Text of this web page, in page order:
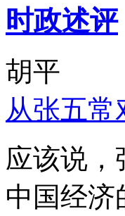
时政述评
胡平
从张五
应该说，
中国经济